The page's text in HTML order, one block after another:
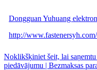
Dongguan Yuhuang
http://www.fastenersyh.com/
Noklikšķiniet šeit, lai
piedāvājumu | Bezmaksas